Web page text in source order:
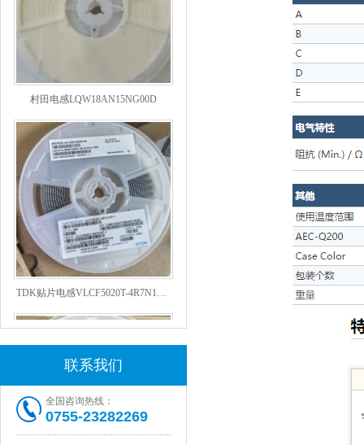
联系我们
全国咨询热线：
0755-23282269